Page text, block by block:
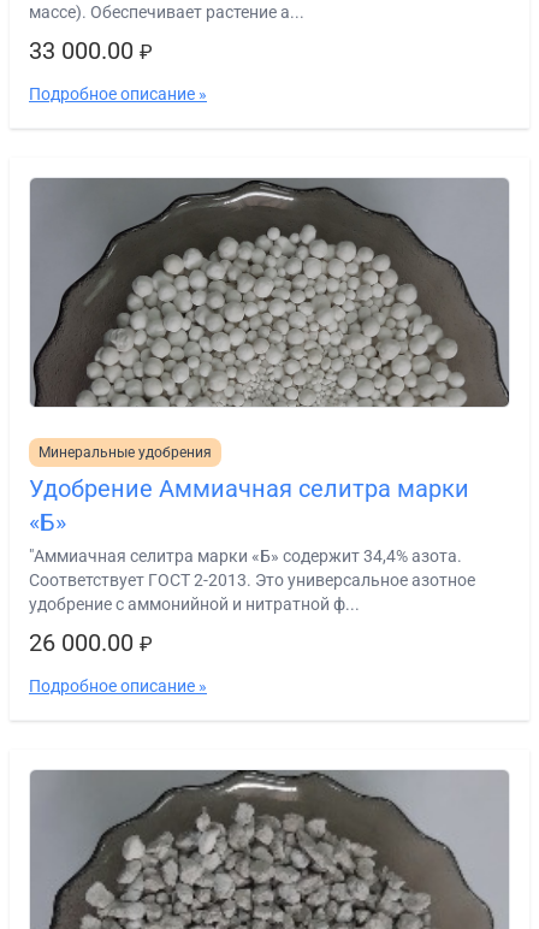
массе). Обеспечивает растение а...
33 000.00 ₽
Подробное описание »
Минеральные удобрения
Удобрение Аммиачная селитра марки
«Б»
"Аммиачная селитра марки «Б» содержит 34,4% азота.
Соответствует ГОСТ 2-2013. Это универсальное азотное
удобрение с аммонийной и нитратной ф...
26 000.00 ₽
Подробное описание »